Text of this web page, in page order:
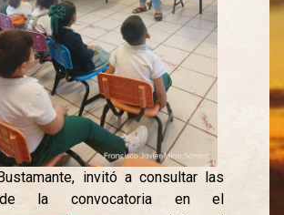
invitó a consultar las
la convocatoria en el